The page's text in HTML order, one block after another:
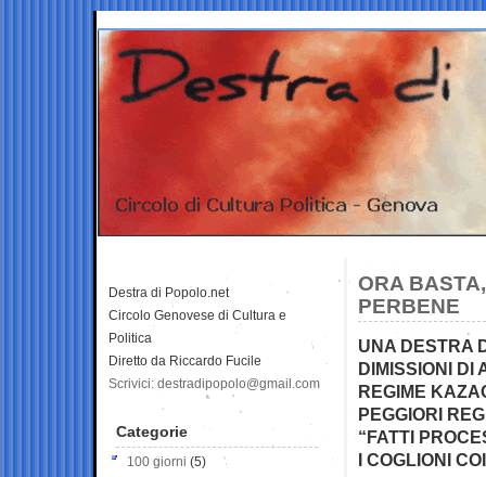
ORA
PERBENE
UNA DESTRA
DIMISSIONI DI
REGIME
PEGGIORI
“FATTI
I COGLIONI
Destra di Popolo.net
Circolo Genovese di Cultura e
Politica
Diretto da Riccardo Fucile
Scrivici: destradipopolo@gmail.com
Categorie
100 giorni (5)